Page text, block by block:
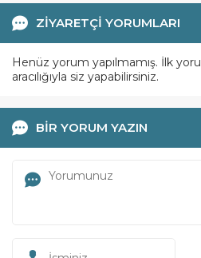
ZİYARETÇİ YORUMLARI
Henüz yorum yapılmamış. İlk
aracılığıyla siz yapabilirsiniz.
BİR YORUM YAZIN